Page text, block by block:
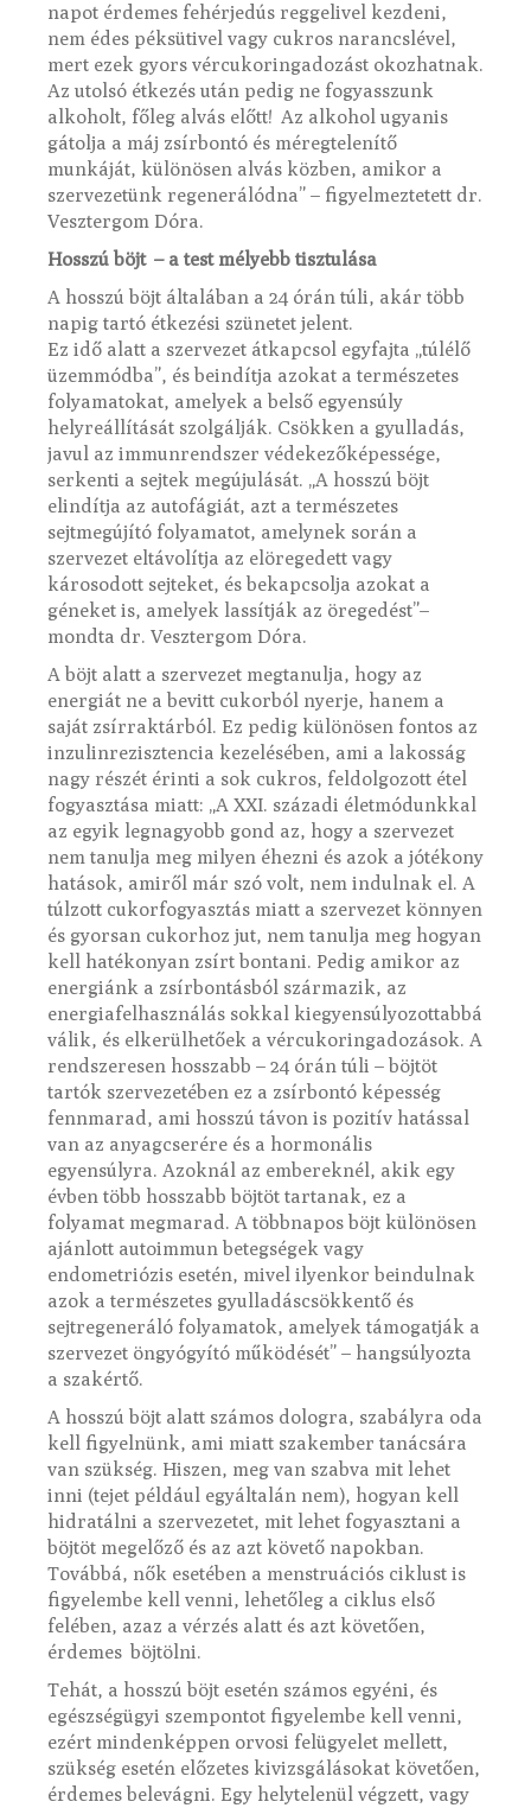
napot érdemes fehérjedús reggelivel kezdeni,
nem édes péksütivel vagy cukros narancslével,
mert ezek gyors vércukoringadozást okozhatnak.
Az utolsó étkezés után pedig ne fogyasszunk
alkoholt, főleg alvás előtt! Az alkohol ugyanis
gátolja a máj zsírbontó és méregtelenítő
munkáját, különösen alvás közben, amikor a
szervezetünk regenerálódna” – figyelmeztetett dr.
Vesztergom Dóra.
Hosszú böjt – a test mélyebb tisztulása
A hosszú böjt általában a 24 órán túli, akár több
napig tartó étkezési szünetet jelent.
Ez idő alatt a szervezet átkapcsol egyfajta „túlélő
üzemmódba”, és beindítja azokat a természetes
folyamatokat, amelyek a belső egyensúly
helyreállítását szolgálják. Csökken a gyulladás,
javul az immunrendszer védekezőképessége,
serkenti a sejtek megújulását. „A hosszú böjt
elindítja az autofágiát, azt a természetes
sejtmegújító folyamatot, amelynek során a
szervezet eltávolítja az elöregedett vagy
károsodott sejteket, és bekapcsolja azokat a
géneket is, amelyek lassítják az öregedést”–
mondta dr. Vesztergom Dóra.
A böjt alatt a szervezet megtanulja, hogy az
energiát ne a bevitt cukorból nyerje, hanem a
saját zsírraktárból. Ez pedig különösen fontos az
inzulinrezisztencia kezelésében, ami a lakosság
nagy részét érinti a sok cukros, feldolgozott étel
fogyasztása miatt: „A XXI. századi életmódunkkal
az egyik legnagyobb gond az, hogy a szervezet
nem tanulja meg milyen éhezni és azok a jótékony
hatások, amiről már szó volt, nem indulnak el. A
túlzott cukorfogyasztás miatt a szervezet könnyen
és gyorsan cukorhoz jut, nem tanulja meg hogyan
kell hatékonyan zsírt bontani. Pedig amikor az
energiánk a zsírbontásból származik, az
energiafelhasználás sokkal kiegyensúlyozottabbá
válik, és elkerülhetőek a vércukoringadozások. A
rendszeresen hosszabb – 24 órán túli – böjtöt
tartók szervezetében ez a zsírbontó képesség
fennmarad, ami hosszú távon is pozitív hatással
van az anyagcserére és a hormonális
egyensúlyra. Azoknál az embereknél, akik egy
évben több hosszabb böjtöt tartanak, ez a
folyamat megmarad. A többnapos böjt különösen
ajánlott autoimmun betegségek vagy
endometriózis esetén, mivel ilyenkor beindulnak
azok a természetes gyulladáscsökkentő és
sejtregeneráló folyamatok, amelyek támogatják a
szervezet öngyógyító működését” – hangsúlyozta
a szakértő.
A hosszú böjt alatt számos dologra, szabályra oda
kell figyelnünk, ami miatt szakember tanácsára
van szükség. Hiszen, meg van szabva mit lehet
inni (tejet például egyáltalán nem), hogyan kell
hidratálni a szervezetet, mit lehet fogyasztani a
böjtöt megelőző és az azt követő napokban.
Továbbá, nők esetében a menstruációs ciklust is
figyelembe kell venni, lehetőleg a ciklus első
felében, azaz a vérzés alatt és azt követően,
érdemes böjtölni.
Tehát, a hosszú böjt esetén számos egyéni, és
egészségügyi szempontot figyelembe kell venni,
ezért mindenképpen orvosi felügyelet mellett,
szükség esetén előzetes kivizsgálásokat követően,
érdemes belevágni. Egy helytelenül végzett, vagy